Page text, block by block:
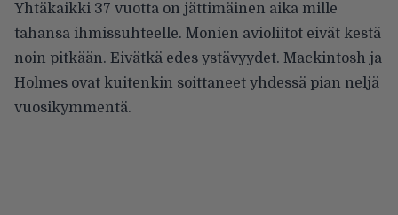
Yhtäkaikki 37 vuotta on jättimäinen aika mille
tahansa ihmissuhteelle. Monien avioliitot eivät kestä
noin pitkään. Eivätkä edes ystävyydet. Mackintosh ja
Holmes ovat kuitenkin soittaneet yhdessä pian neljä
vuosikymmentä.